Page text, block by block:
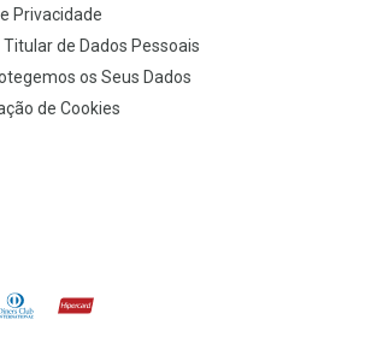
Privacidade
Titular de Dados Pessoais
os Seus Dados
de Cookies
Club
Hipercard